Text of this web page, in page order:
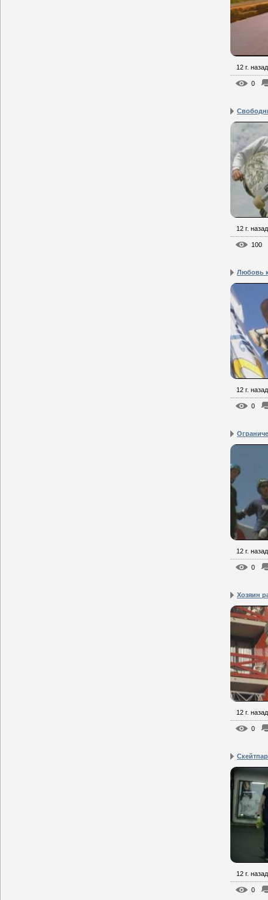
12 г. назад
0
12 г. назад
100
Любовь
12 г. назад
0
12 г. назад
0
Хозяин
12 г. назад
0
12 г. назад
0